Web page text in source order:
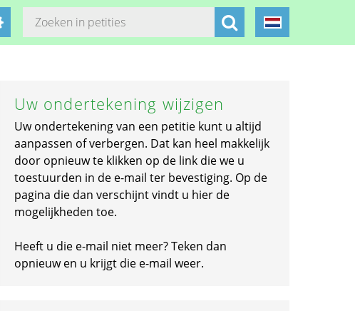
Uw ondertekening wijzigen
Uw ondertekening van een petitie kunt u altijd
aanpassen of verbergen. Dat kan heel makkelijk
door opnieuw te klikken op de link die we u
toestuurden in de e-mail ter bevestiging. Op de
pagina die dan verschijnt vindt u hier de
mogelijkheden toe.
Heeft u die e-mail niet meer? Teken dan
opnieuw en u krijgt die e-mail weer.